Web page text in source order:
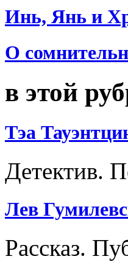
Инь, Янь и
О
в этой
Тэа
Детектив.
Лев
Рассказ.